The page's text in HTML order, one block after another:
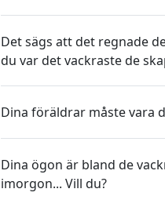
Det sägs att det regnade
du var det vackraste de
Dina föräldrar måste vara
Dina ögon är bland de
imorgon... Vill du?